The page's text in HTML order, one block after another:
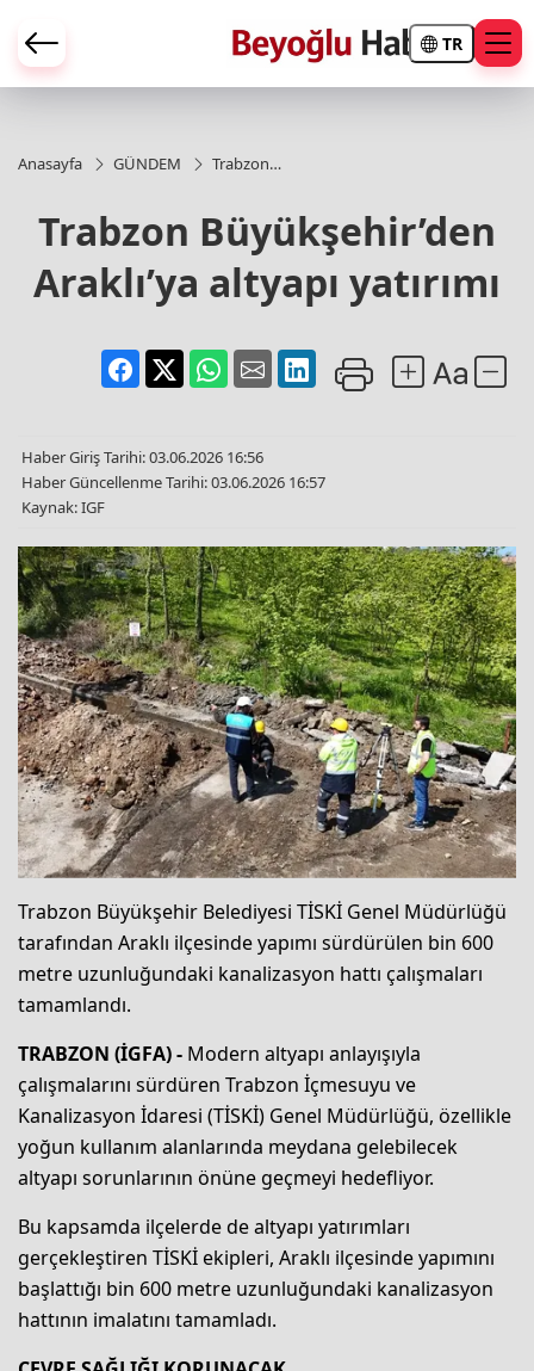
TR
Anasayfa GÜNDEM
Trabzon
yatırımı
Trabzon Büyükşehir’den
Araklı’ya altyapı yatırımı
Haber Giriş Tarihi: 03.06.2026 16:56
Haber Güncellenme Tarihi: 03.06.2026 16:57
Kaynak: IGF
Trabzon Büyükşehir Belediyesi TİSKİ Genel Müdürlüğü
tarafından Araklı ilçesinde yapımı sürdürülen bin 600
metre uzunluğundaki kanalizasyon hattı çalışmaları
tamamlandı.
TRABZON (İGFA) - Modern altyapı anlayışıyla
çalışmalarını sürdüren Trabzon İçmesuyu ve
Kanalizasyon İdaresi (TİSKİ) Genel Müdürlüğü, özellikle
yoğun kullanım alanlarında meydana gelebilecek
altyapı sorunlarının önüne geçmeyi hedefliyor.
Bu kapsamda ilçelerde de altyapı yatırımları
gerçekleştiren TİSKİ ekipleri, Araklı ilçesinde yapımını
başlattığı bin 600 metre uzunluğundaki kanalizasyon
hattının imalatını tamamladı.